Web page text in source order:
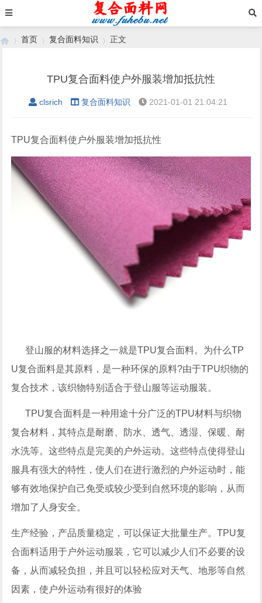
首页 复合面料知识 正文
TPU复合面料使户外服装增加抵抗性
clsrich 复合面料知识 2021-01-01 21:04:21
TPU复合面料使户外服装增加抵抗性
登山服的材料选择之一就是TPU复合面料。为什么TP
U复合面料是其原料，是一种环保的原料?由于TPU织物的
复合技术，该织物特别适合于登山服等运动服装。
TPU复合面料是一种用途十分广泛的TPU材料与织物
复合材料，其特点是耐磨、防水、透气、透湿、保暖、耐
水洗等。这些特点是完美的户外运动。这些特点使得登山
服具有强大的特性，使人们在进行激烈的户外运动时，能
够有效地保护自己免受或较少受到自然环境的影响，从而
增加了人身安全。
生产经验，产品质量稳定，可以保证大批量生产。TPU复
合面料适用于户外运动服装，它可以减少人们不必要的设
备，从而减轻负担，并且可以轻松应对天气、地形等自然
因素，使户外运动有很好的体验